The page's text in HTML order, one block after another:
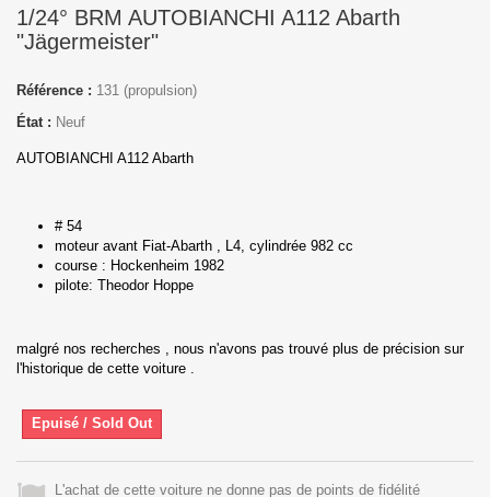
1/24° BRM AUTOBIANCHI A112 Abarth
"Jägermeister"
Référence : 131 (propulsion)
État : Neuf
AUTOBIANCHI A112 Abarth
# 54
moteur avant Fiat-Abarth , L4, cylindrée 982 cc
course : Hockenheim 1982
pilote: Theodor Hoppe
malgré nos recherches , nous n'avons pas trouvé plus de précision sur
l'historique de cette voiture .
Epuisé / Sold Out
L'achat de cette voiture ne donne pas de points de fidélité